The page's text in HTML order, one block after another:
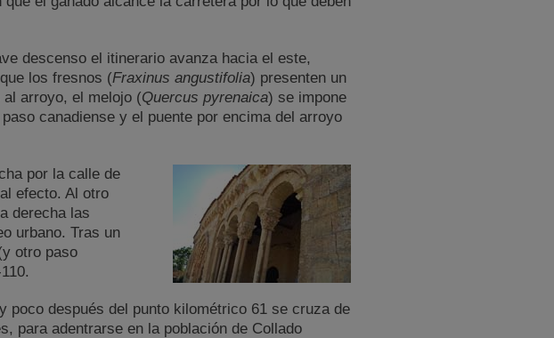
descenso el itinerario avanza hacia el este,
los fresnos (Fraxinus angustifolia) presenten un
arroyo, el melojo (Quercus pyrenaica) se impone
canadiense y el puente por encima del arroyo
por la calle de
efecto. Al otro
derecha las
urbano. Tras un
otro paso
poco después del punto kilométrico 61 se cruza de
para adentrarse en la población de Collado